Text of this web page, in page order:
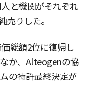
と機関がそれぞれ
売りした。
総額2位に復帰し
か、Alteogenの協
の特許最終決定が